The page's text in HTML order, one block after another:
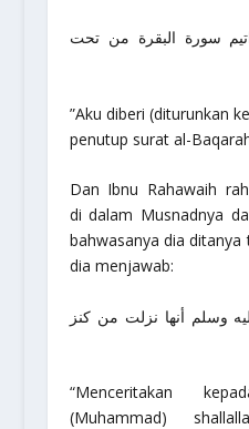
سورة البقرة من تحت
”Aku diberi (diturunkan
penutup surat al-
Dan Ibnu Rahawaih
di dalam Musnadnya
bahwasanya dia
dia menjawab:
وسلم أنها نزلت من كنز
“Menceritakan
(Muhammad)